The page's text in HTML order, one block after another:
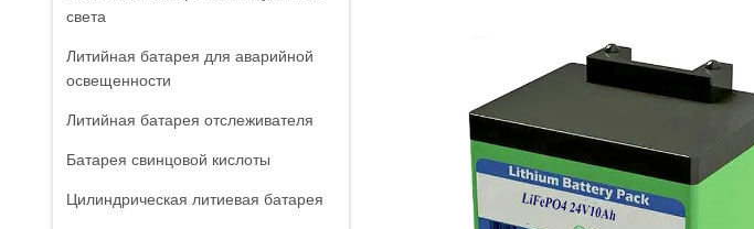
света
Литийная батарея для аварийной
освещенности
Литийная батарея отслеживателя
Батарея свинцовой кислоты
Цилиндрическая литиевая батарея